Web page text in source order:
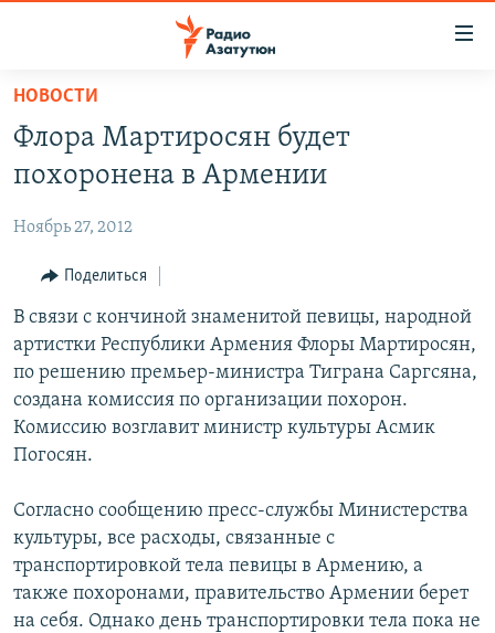
Перейти
основному
содержанию
навигации
Перейти
поиску
НОВОСТИ
ПОЛИТИКА
ОБЩЕСТВО
ЭКОНОМИКА
РЕГИОН
НАГОРНЫЙ КАРАБАХ
КУЛЬТУРА
СПОРТ
Հայերեն
English
Русский
НОВОСТИ
Флора Мартиросян будет
похоронена в Армении
Ноябрь 27, 2012
Поделиться
В связи с кончиной знаменитой певицы, народной
артистки Республики Армения Флоры Мартиросян,
по решению премьер-министра Тиграна Саргсяна,
создана комиссия по организации похорон.
Комиссию возглавит министр культуры Асмик
Погосян.
Согласно сообщению пресс-службы Министерства
культуры, все расходы, связанные с
транспортировкой тела певицы в Армению, а
также похоронами, правительство Армении берет
на себя. Однако день транспортировки тела пока не